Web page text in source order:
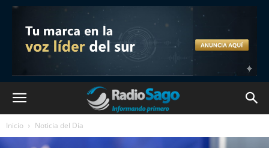
Inicio Noticia del Día